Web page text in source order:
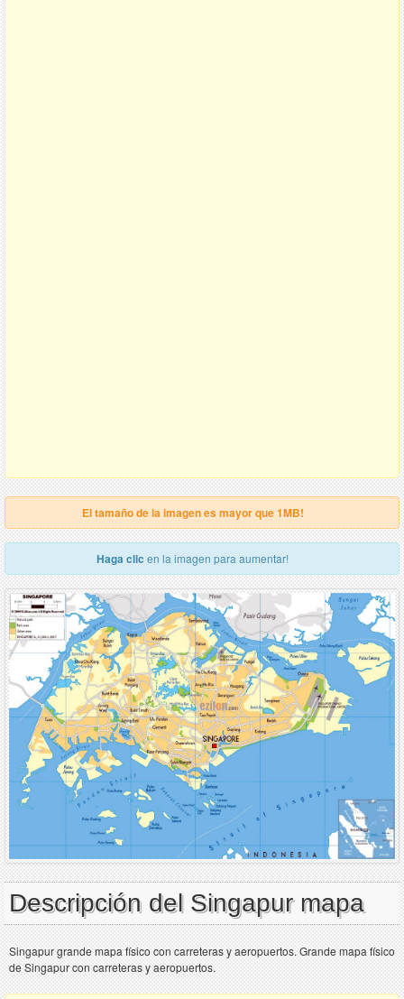
El tamaño de la imagen es mayor que 1MB!
Haga clic en la imagen para aumentar!
Descripción del Singapur mapa
Singapur grande mapa físico con carreteras y aeropuertos. Grande mapa físico
de Singapur con carreteras y aeropuertos.